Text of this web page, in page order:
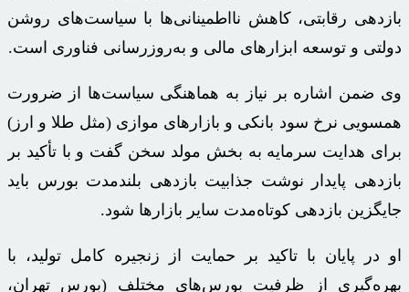
بازدهی رقابتی، کاهش نااطمینانی‌ها با سیاست‌های روشن
دولتی و توسعه ابزارهای مالی و به‌روزرسانی فناوری است.
وی ضمن اشاره بر نیاز به هماهنگی سیاست‌ها از ضرورت
همسویی نرخ سود بانکی و بازارهای موازی (مثل طلا و ارز)
برای هدایت سرمایه به بخش مولد سخن گفت و با تأکید بر
بازدهی پایدار نوشت جذابیت بازدهی بلندمدت بورس باید
جایگزین بازدهی کوتاه‌مدت سایر بازارها شود.
او در پایان با تاکید بر حمایت از زنجیره کامل تولید، با
بهره‌گیری از ظرفیت بورس‌های مختلف (بورس تهران،